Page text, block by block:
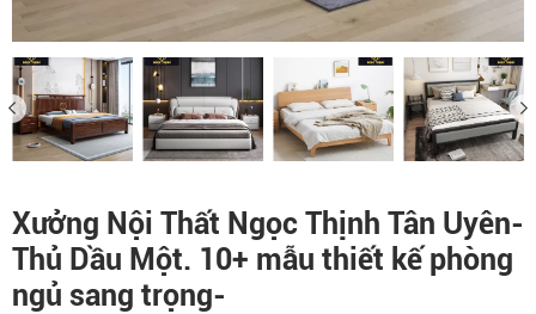
Xưởng Nội Thất Ngọc Thịnh Tân Uyên-
Thủ Dầu Một. 10+ mẫu thiết kế phòng
ngủ sang trọng-